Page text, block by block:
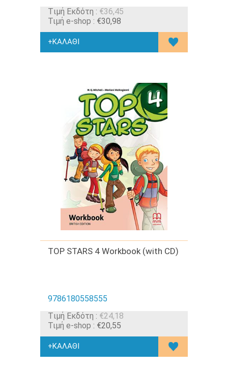
Tιμή Εκδότη : €36,45
Τιμή e-shop : €30,98
TOP STARS 4 Workbook (with CD)
9786180558555
Tιμή Εκδότη : €24,18
Τιμή e-shop : €20,55